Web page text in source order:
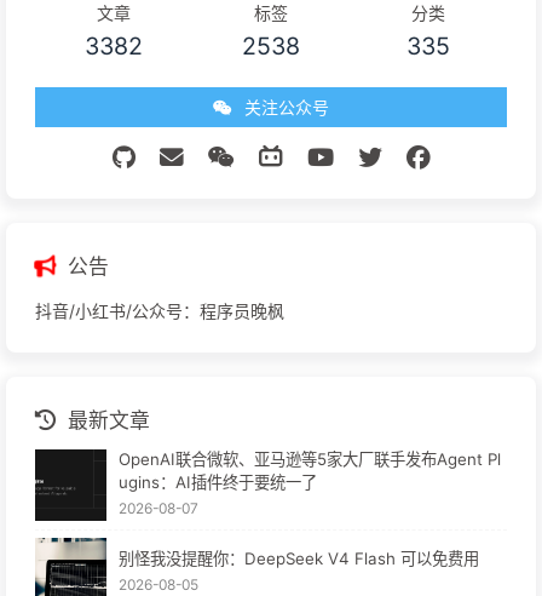
文章
3382
标签
2538
分类
335
关注公众号
公告
抖音/小红书/公众号：程序员晚枫
最新文章
OpenAI联合微软、亚马逊等5家大厂联手发布Agent Pl
ugins：AI插件终于要统一了
2026-08-07
别怪我没提醒你：DeepSeek V4 Flash 可以免费用
2026-08-05